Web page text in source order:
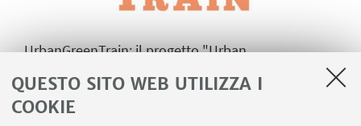
QUESTO SITO WEB UTILIZZA I
COOKIE
UrbanGreenTrain: il progetto "Urban
Innov
ation" (Erasmus+ KA2; 2015-2017) ha come
obbiettivo la creazione di un curriculum di